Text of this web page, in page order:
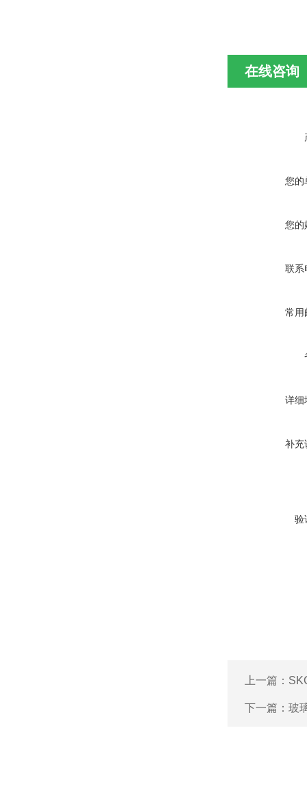
在线咨询
您的
您的
联系
常用
详细
补充
验
上一篇：
下一篇： 玻